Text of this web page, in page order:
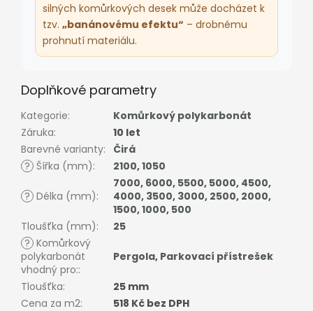
silných komůrkových desek může docházet k
tzv. „banánovému efektu“ – drobnému
prohnutí materiálu.
Doplňkové parametry
Kategorie:
Komůrkový polykarbonát
Záruka:
10 let
Barevné varianty:
Čirá
? Šířka (mm): 2100,1050
? Délka (mm):
7000, 6000, 5500, 5000, 4500,
4000, 3500, 3000, 2500, 2000,
1500,1000, 500
Tloušťka (mm):
25
? Komůrkový
polykarbonát
vhodný pro::
Pergola, Parkovací přístrešek
Tloušťka:
25 mm
Cena za m2:
518 Kč bez DPH